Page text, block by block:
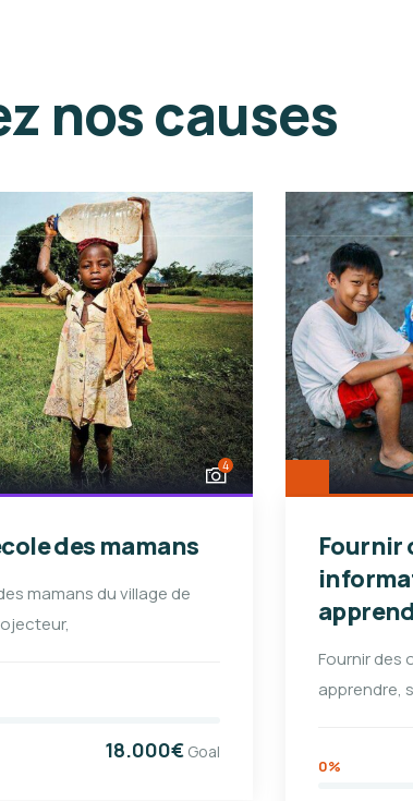
nos causes
4
des mamans
mamans du village de
18.000€ Goal
Fournir
Fournir des
apprendre,
0%